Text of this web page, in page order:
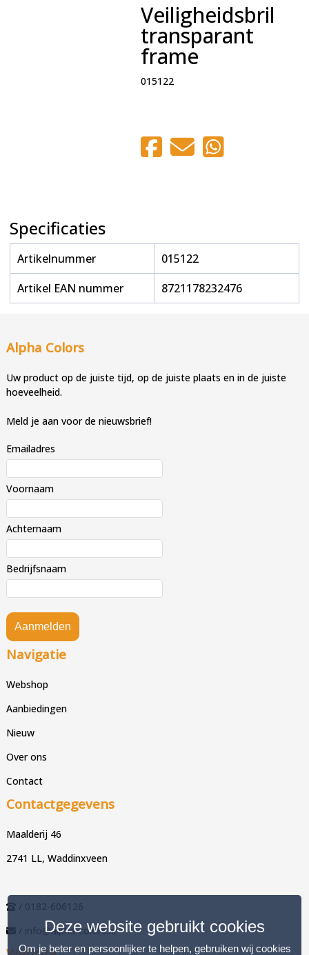
Veiligheidsbril
transparant
frame
015122
Specificaties
Artikelnummer
015122
Artikel EAN nummer
8721178232476
Alpha Colors
Uw product op de juiste tijd, op de juiste plaats en in de juiste
hoeveelheid.
Meld je aan voor de nieuwsbrief!
Emailadres
Voornaam
Achternaam
Bedrijfsnaam
Aanmelden
Navigatie
Webshop
Aanbiedingen
Nieuw
Over ons
Contact
Contactgegevens
Maalderij 46
2741 LL, Waddinxveen
/ 0182-606126
/ info@alpha-colors.nl
Deze website gebruikt cookies
Om je beter en persoonlijker te helpen, gebruiken wij cookies